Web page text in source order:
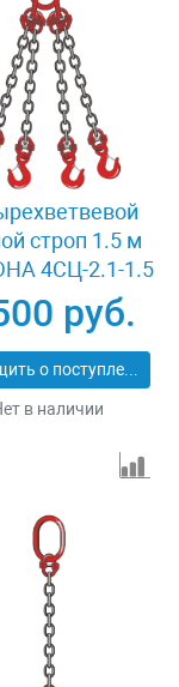
строп 1.5 м
4СЦ-2.1-1.5
руб.
Сообщить о поступлении
в наличии